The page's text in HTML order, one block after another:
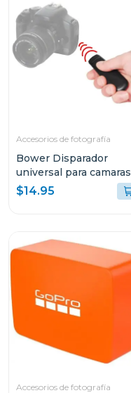
Accesorios de fotografía
Bower Disparador
universal para camaras
dSLR
$14.95
Accesorios de fotografía